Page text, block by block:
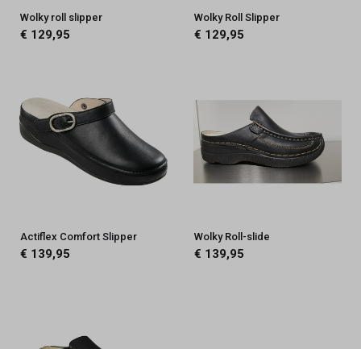
Wolky roll slipper
€ 129,95
Wolky Roll Slipper
€ 129,95
Actiflex Comfort Slipper
€ 139,95
Wolky Roll-slide
€ 139,95